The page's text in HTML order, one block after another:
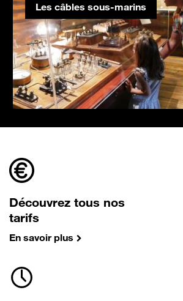
Les câbles sous-marins
Découvrez tous nos
tarifs
En savoir plus